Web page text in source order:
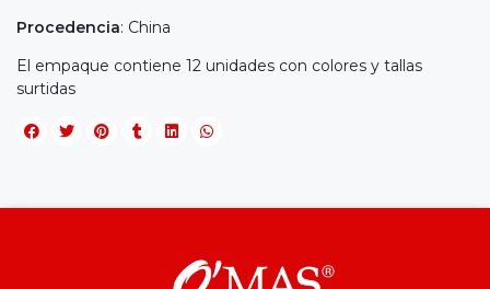
Procedencia: China
El empaque contiene 12 unidades con colores y tallas
surtidas